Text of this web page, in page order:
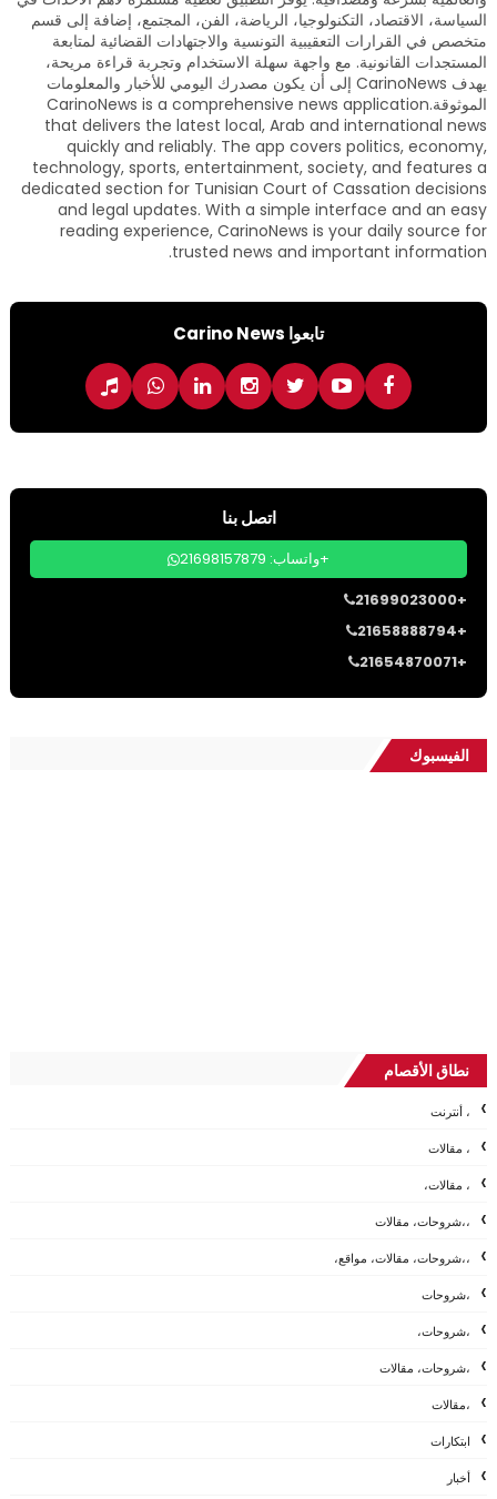
السياسة، الاقتصاد، التكنولوجيا، الرياضة، الفن، المجتمع، إضافة إلى قسم
متخصص في القرارات التعقيبية التونسية والاجتهادات القضائية لمتابعة
المستجدات القانونية. مع واجهة سهلة الاستخدام وتجربة قراءة مريحة،
يهدف CarinoNews إلى أن يكون مصدرك اليومي للأخبار والمعلومات
الموثوقة.CarinoNews is a comprehensive news application
that delivers the latest local, Arab and international news
quickly and reliably. The app covers politics, economy,
technology, sports, entertainment, society, and features a
dedicated section for Tunisian Court of Cassation decisions
and legal updates. With a simple interface and an easy
reading experience, CarinoNews is your daily source for
trusted news and important information.
تابعوا Carino News
اتصل بنا
واتساب: 21698157879+
21699023000+
21658888794+
21654870071+
الفيسبوك
نطاق الأقصام
، أنترنت
، مقالات
، مقالات،
،،شروحات، مقالات
،،شروحات، مقالات، مواقع،
،شروحات
،شروحات،
،شروحات، مقالات
،مقالات
ابتكارات
أخبار